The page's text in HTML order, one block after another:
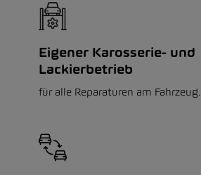
Eigener Karosserie- und
Lackierbetrieb
für alle Reparaturen am Fahrzeug.